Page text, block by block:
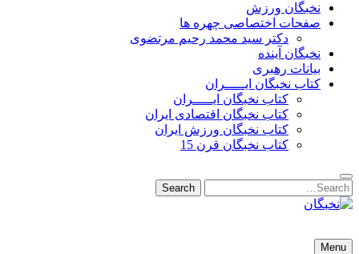
نخبگان ورزش
صفحات اختصاصی چهره ها
دکتر سید محمد رحیم مرتضوی
نخبگان آینده
بیانات رهبری
کتاب نخبگان ایـــــران
کتاب نخبگان ایـــــران
کتاب نخبگان اقتصادی ایران
کتاب نخبگان ورزش ایران
کتاب نخبگان قرن 15
Search
for:
Search
نخبگان تایمز/ کتاب نخبگان + پورتال رسمی کتاب نخبگان ایران –
Menu